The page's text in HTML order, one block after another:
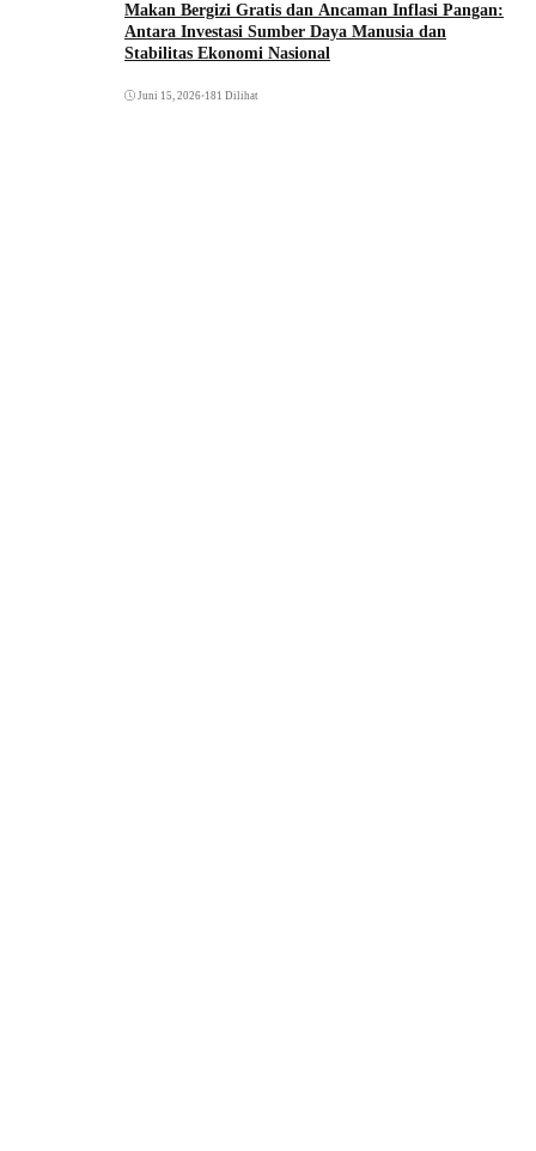
Makan Bergizi Gratis dan Ancaman Inflasi Pangan:
Antara Investasi Sumber Daya Manusia dan
Stabilitas Ekonomi Nasional
Juni 15, 2026•181 Dilihat